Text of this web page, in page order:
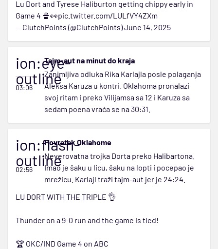
Lu Dort and Tyrese Haliburton getting chippy early in
Game 4 🍿👀pic.twitter.com/LULfVY4ZXm
— ClutchPoints (@ClutchPoints)June 14, 2025
ion:eye-
outline
03:06
Tajm-aut na minut do kraja
Zanimljiva odluka Rika Karlajla posle polaganja
Aleksa Karuza u kontri. Oklahoma pronalazi
svoj ritam i preko Vilijamsa sa 12 i Karuza sa
sedam poena vraća se na 30:31.
ion:flash-
outline
02:56
Povratak Oklahome
Neverovatna trojka Dorta preko Halibartona.
Imao je šaku u licu, šaku na lopti i pocepao je
mrežicu. Karlajl traži tajm-aut jer je 24:24.
LU DORT WITH THE TRIPLE 👌
Thunder on a 9-0 run and the game is tied!
🏆 OKC/IND Game 4 on ABC